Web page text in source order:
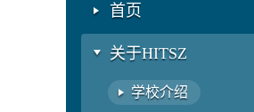
首页
关于HITSZ
学校介绍